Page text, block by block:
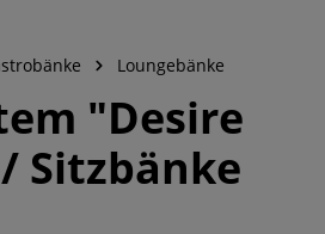
Loungebänke
"Desire
Sitzbänke